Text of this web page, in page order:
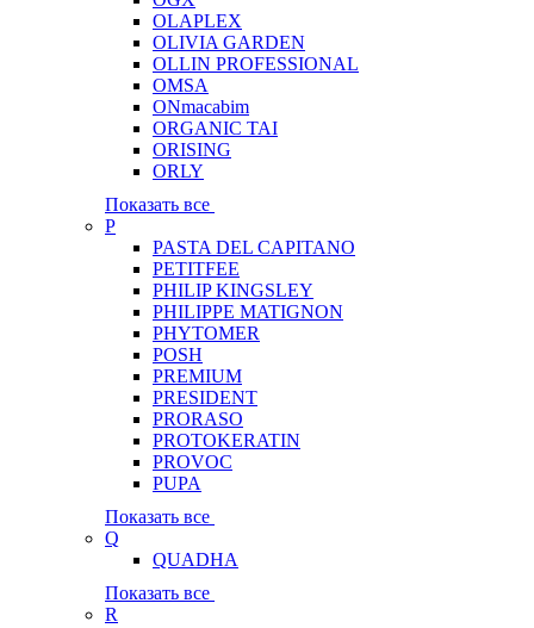
OLAPLEX
OLIVIA GARDEN
OLLIN PROFESSIONAL
OMSA
ONmacabim
ORGANIC TAI
ORISING
ORLY
Показать все
P
PASTA DEL CAPITANO
PETITFEE
PHILIP KINGSLEY
PHILIPPE MATIGNON
PHYTOMER
POSH
PREMIUM
PRESIDENT
PRORASO
PROTOKERATIN
PROVOC
PUPA
Показать все
Q
QUADHA
Показать все
R